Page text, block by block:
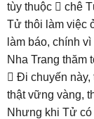
tùy thuộc  chê
Tử thôi làm việc
làm báo, chính
Nha Trang thăm
 Đi chuyến
thật vững vàng,
Nhưng khi Tử